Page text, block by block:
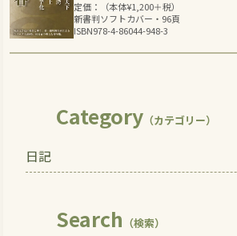
定価：（本体¥1,200＋税）
新書判ソフトカバー・96頁
ISBN978-4-86044-948-3
Category （カテゴリー）
日記
Search （検索）